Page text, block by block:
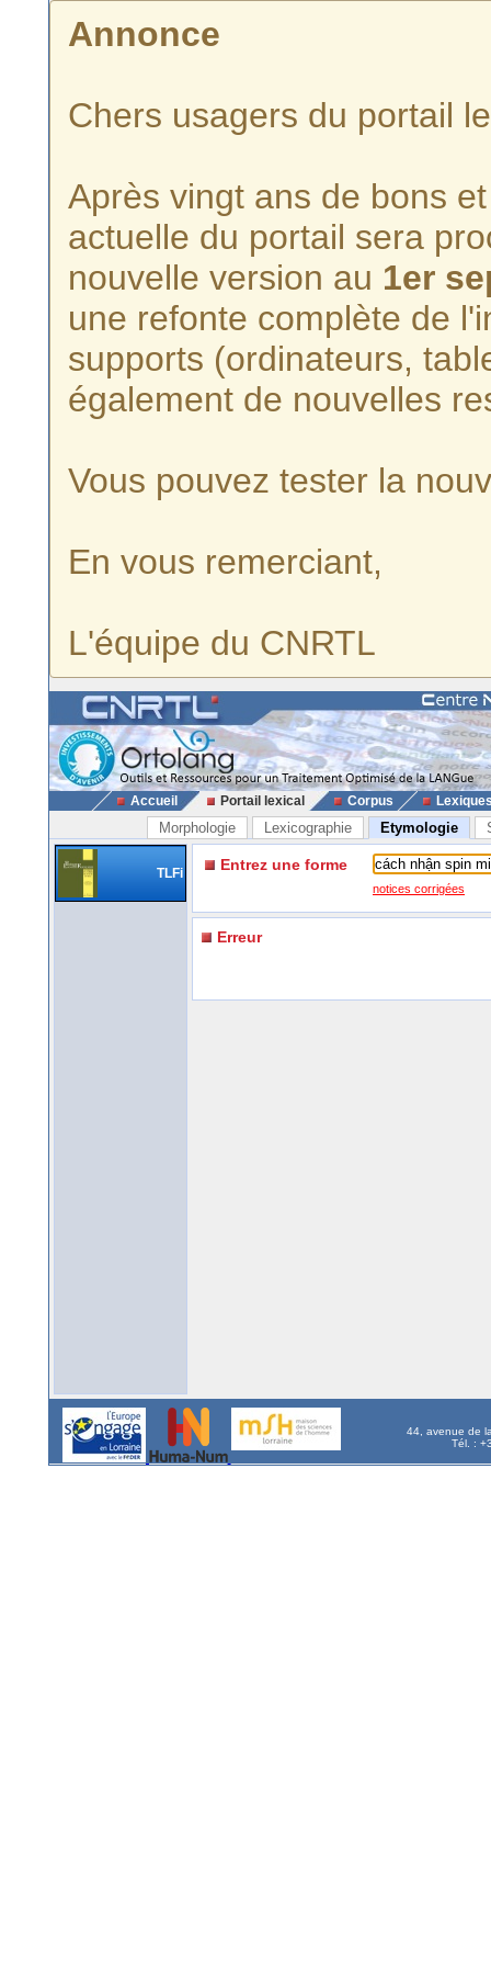
Annonce
Chers usagers du portail
Après vingt ans de bons
actuelle du portail sera
nouvelle version au 1er
une refonte complète de
supports (ordinateurs,
également de nouvelles
Vous pouvez tester la
En vous remerciant,
L'équipe du CNRTL
Accueil Portail lexical Corpus
Morphologie Lexicographie Etymologie
TLFi Entrez une forme
notices corrigées
Erreur
44, avenue de
Tél. :